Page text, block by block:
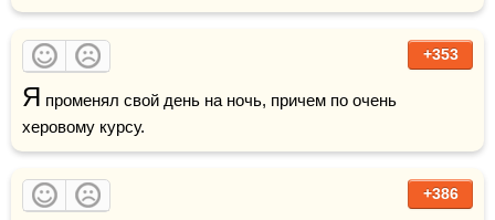
+353
Я променял свой день на ночь, причем по очень
херовому курсу.
+386